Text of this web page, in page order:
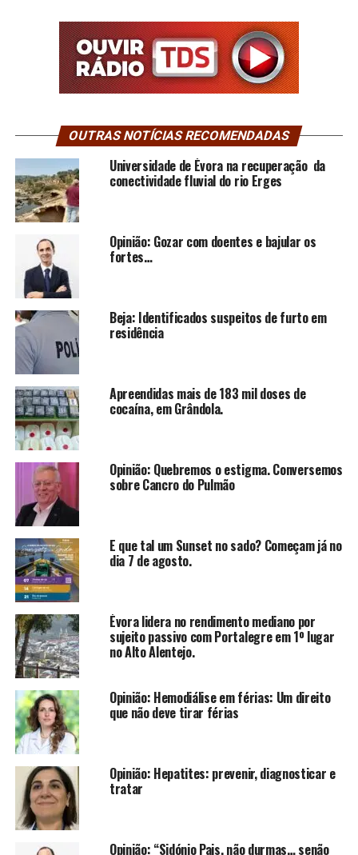
OUTRAS NOTÍCIAS RECOMENDADAS
Universidade de Évora na recuperação da
conectividade fluvial do rio Erges
Opinião: Gozar com doentes e bajular os
fortes…
Beja: Identificados suspeitos de furto em
residência
Apreendidas mais de 183 mil doses de
cocaína, em Grândola.
Opinião: Quebremos o estigma. Conversemos
sobre Cancro do Pulmão
E que tal um Sunset no sado? Começam já no
dia 7 de agosto.
Évora lidera no rendimento mediano por
sujeito passivo com Portalegre em 1º lugar
no Alto Alentejo.
Opinião: Hemodiálise em férias: Um direito
que não deve tirar férias
Opinião: Hepatites: prevenir, diagnosticar e
tratar
Opinião: “Sidónio Pais, não durmas… senão